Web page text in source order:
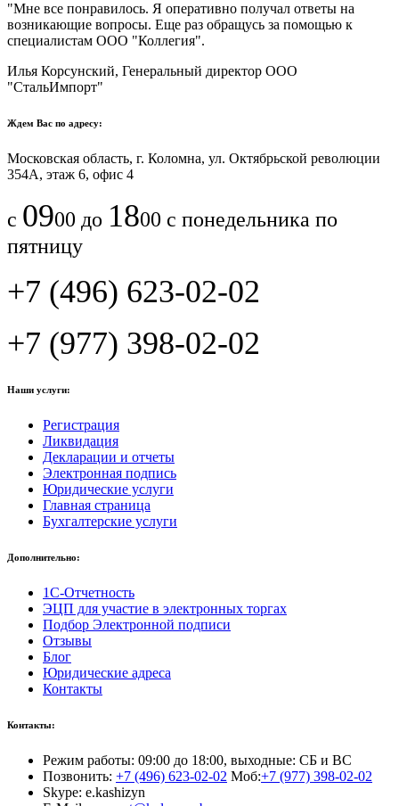
"Мне все понравилось.​ ​Я оперативно получал ответы на
возникающие вопросы. Еще раз обращусь за помощью к
специалистам ООО "Коллегия".​
Илья Корсунский, Генеральный директор ООО
"СтальИмпорт"
Ждем Вас по адресу:
Московская область, г. Коломна, ул. Октябрьской революции
354А, этаж 6, офис 4
с 0900 до 1800 с понедельника по
пятницу
+7 (496) 623-02-02
+7 (977) 398-02-02
Наши услуги:
Регистрация
Ликвидация
Декларации и отчеты
Электронная подпись
Юридические услуги
Главная страница
Бухгалтерские услуги
Дополнительно:
1С-Отчетность
ЭЦП для участие в электронных торгах
Подбор Электронной подписи
Отзывы
Блог
Юридические адреса
Контакты
Контакты:
Режим работы: 09:00 до 18:00, выходные: СБ и ВС
Позвонить: +7 (496) 623-02-02 Моб:+7 (977) 398-02-02
Skype: e.kashizyn